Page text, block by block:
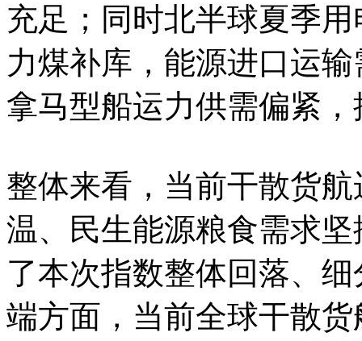
充足；同时北半球夏季
力煤补库，能源进口运
拿马型船运力供需偏紧
整体来看，当前干散货
温、民生能源粮食需求
了本次指数整体回落、
端方面，当前全球干散